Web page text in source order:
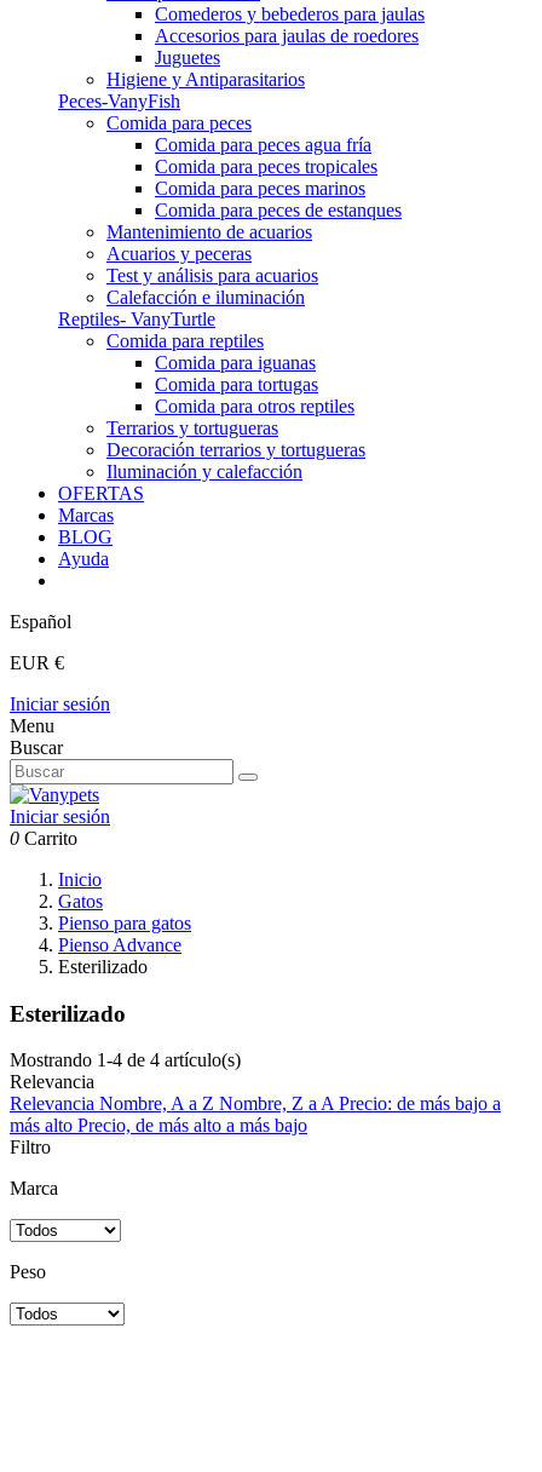
Comederos y bebederos para jaulas
Accesorios para jaulas de roedores
Juguetes
Higiene y Antiparasitarios
Peces-VanyFish
Comida para peces
Comida para peces agua fría
Comida para peces tropicales
Comida para peces marinos
Comida para peces de estanques
Mantenimiento de acuarios
Acuarios y peceras
Test y análisis para acuarios
Calefacción e iluminación
Reptiles- VanyTurtle
Comida para reptiles
Comida para iguanas
Comida para tortugas
Comida para otros reptiles
Terrarios y tortugueras
Decoración terrarios y tortugueras
Iluminación y calefacción
OFERTAS
Marcas
BLOG
Ayuda
Español
EUR €
Iniciar sesión
Menu
Buscar
Iniciar sesión
0 Carrito
Inicio
Gatos
Pienso para gatos
Pienso Advance
Esterilizado
Esterilizado
Mostrando 1-4 de 4 artículo(s)
Relevancia
Relevancia Nombre, A a Z Nombre, Z a APrecio: de más bajo a
más alto Precio, de más alto a más bajo
Filtro
Marca
Peso